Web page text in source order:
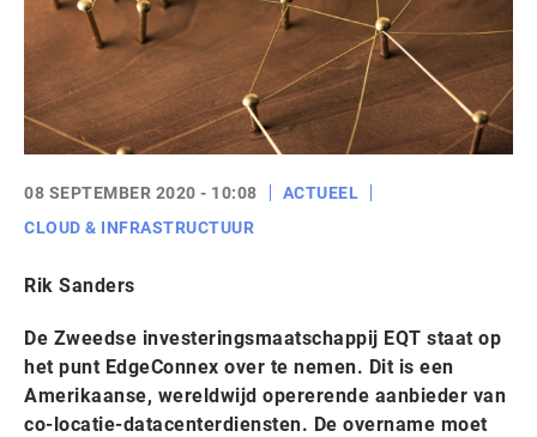
08 SEPTEMBER 2020 - 10:08
ACTUEEL
CLOUD & INFRASTRUCTUUR
Rik Sanders
De Zweedse investeringsmaatschappij EQT staat op
het punt EdgeConnex over te nemen. Dit is een
Amerikaanse, wereldwijd opererende aanbieder van
co-locatie-datacenterdiensten. De overname moet